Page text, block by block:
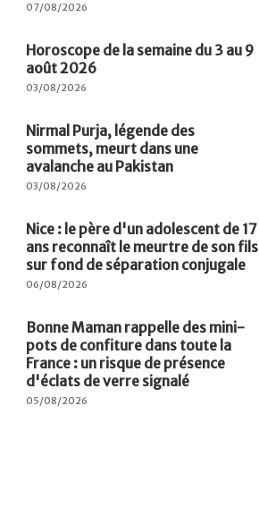
07/08/2026
Horoscope de la semaine du 3 au 9
août 2026
03/08/2026
Nirmal Purja, légende des
sommets, meurt dans une
avalanche au Pakistan
03/08/2026
Nice : le père d'un adolescent de 17
ans reconnaît le meurtre de son fils
sur fond de séparation conjugale
06/08/2026
Bonne Maman rappelle des mini-
pots de confiture dans toute la
France : un risque de présence
d'éclats de verre signalé
05/08/2026